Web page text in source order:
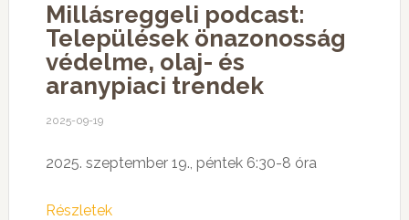
Millásreggeli podcast:
Települések önazonosság
védelme, olaj- és
aranypiaci trendek
2025-09-19
2025. szeptember 19., péntek 6:30-8 óra
Részletek